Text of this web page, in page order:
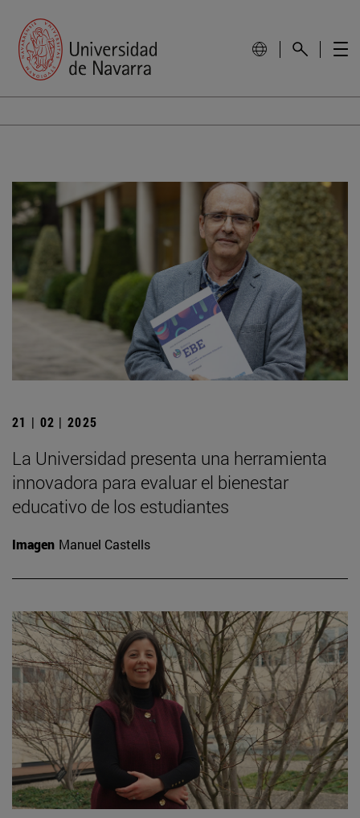
21 | 02 | 2025
La Universidad presenta una herramienta
innovadora para evaluar el bienestar
educativo de los estudiantes
Imagen Manuel Castells